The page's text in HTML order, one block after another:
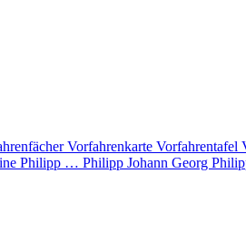
Vorfahrenkarte Vorfahrentafel
Philipp … Philipp Johann Georg